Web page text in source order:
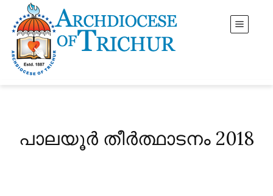
പാലയൂർ തീർത്ഥാടനം 2018